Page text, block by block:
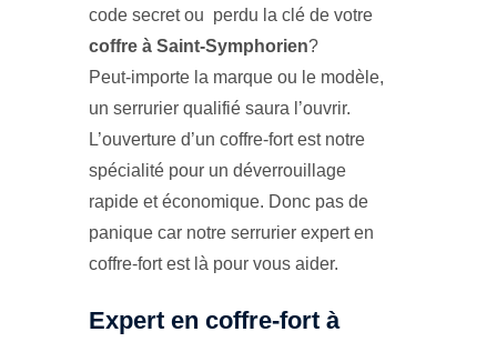
code secret ou perdu la clé de votre
coffre à Saint-Symphorien?
Peut-importe la marque ou le modèle,
un serrurier qualifié saura l’ouvrir.
L’ouverture d’un coffre-fort est notre
spécialité pour un déverrouillage
rapide et économique. Donc pas de
panique car notre serrurier expert en
coffre-fort est là pour vous aider.
Expert en coffre-fort à